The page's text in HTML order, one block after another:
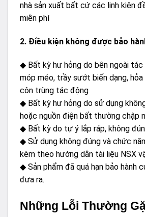
nhà sản xuất bất cứ các linh kiện
miễn phí
2. Điều kiện không được bảo
◆ Bất kỳ hư hỏng do bên ngoài
móp méo, trầy sướt biến dạng, hỏa
côn trùng tác động
◆ Bất kỳ hư hỏng do sử dụng
hoặc nguồn điện bất thường chập
◆ Bất kỳ do tự ý lắp ráp, không
◆ Sử dụng không đúng và chức
kèm theo hướng dẫn tài liệu NSX
◆ Sản phẩm đã quá hạn bảo hành
đưa ra.
Những Lỗi Thường